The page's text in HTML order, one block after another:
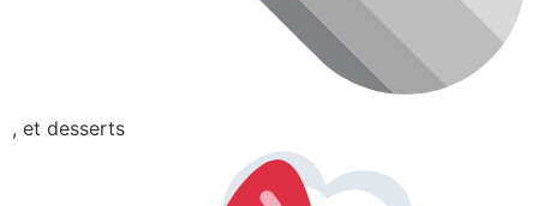
, et desserts